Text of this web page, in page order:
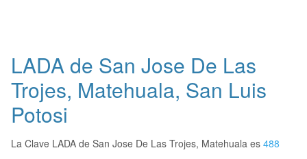
LADA de San Jose De Las
Trojes, Matehuala, San Luis
Potosi
La Clave LADA de San Jose De Las Trojes, Matehuala es 488